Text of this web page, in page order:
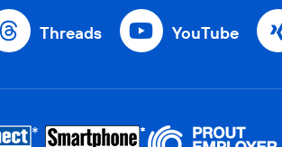
Threads YouTube